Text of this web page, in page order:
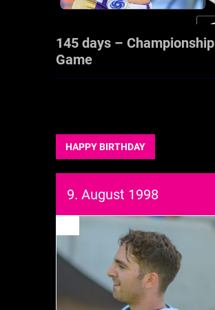
145 days – Championship
Game
HAPPY BIRTHDAY
9. August 1998